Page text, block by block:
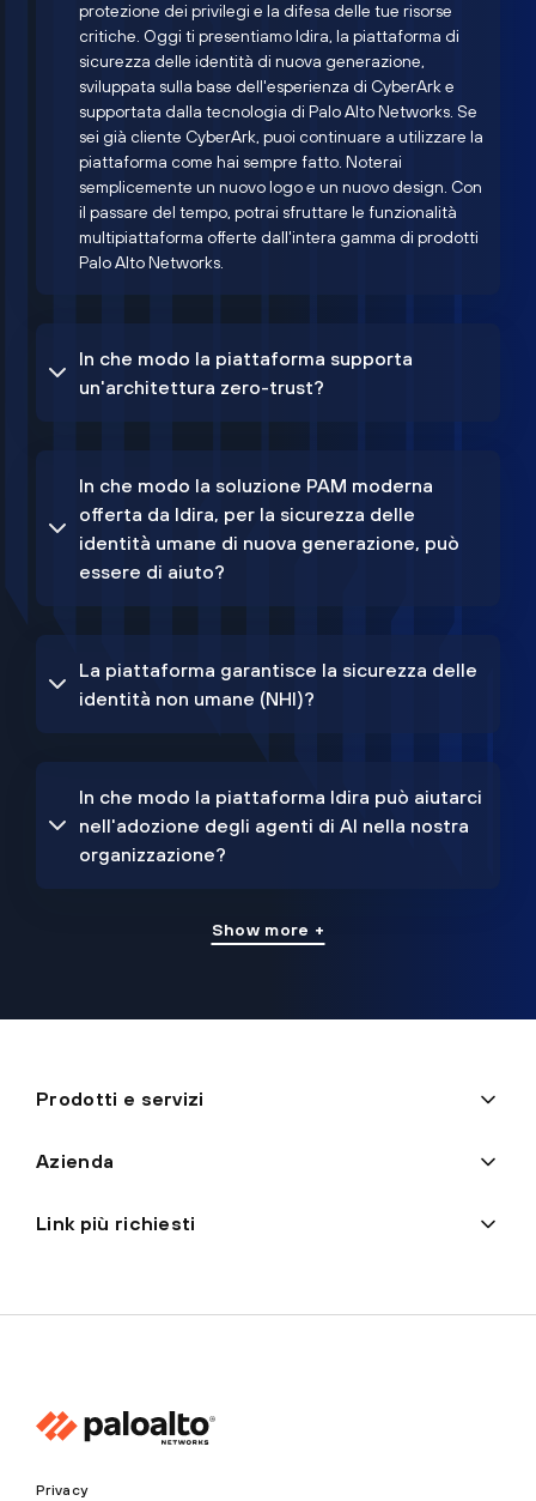
protezione dei privilegi e la difesa delle tue risorse
critiche. Oggi ti presentiamo Idira, la piattaforma di
sicurezza delle identità di nuova generazione,
sviluppata sulla base dell'esperienza di CyberArk e
supportata dalla tecnologia di Palo Alto Networks. Se
sei già cliente CyberArk, puoi continuare a utilizzare la
piattaforma come hai sempre fatto. Noterai
semplicemente un nuovo logo e un nuovo design. Con
il passare del tempo, potrai sfruttare le funzionalità
multipiattaforma offerte dall'intera gamma di prodotti
Palo Alto Networks.
In che modo la piattaforma supporta
un'architettura zero-trust?
In che modo la soluzione PAM moderna
offerta da Idira, per la sicurezza delle
identità umane di nuova generazione, può
essere di aiuto?
La piattaforma garantisce la sicurezza delle
identità non umane (NHI)?
In che modo la piattaforma Idira può aiutarci
nell'adozione degli agenti di AI nella nostra
organizzazione?
Show more +
Prodotti e servizi
Azienda
Link più richiesti
Privacy